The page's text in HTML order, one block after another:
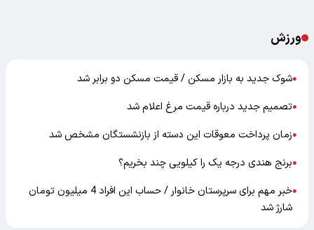
ورزش
●شوک جدید به بازار مسکن / قیمت مسکن دو برابر شد
●تصمیم جدید درباره قیمت مرغ اعلام شد
●زمان پرداخت معوقات این دسته از بازنشستگان مشخص شد
●برنج هندی درجه یک را کیلویی چند بخریم؟
●
خبر مهم برای سرپرستان خانوار / حساب این افراد 4 میلیون تومان
شارژ شد